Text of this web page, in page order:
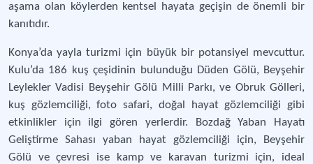
aşama olan köylerden kentsel hayata geçişin de önemli bir
kanıtıdır.
Konya’da yayla turizmi için büyük bir potansiyel mevcuttur.
Kulu’da 186 kuş çeşidinin bulunduğu Düden Gölü, Beyşehir
Leylekler Vadisi Beyşehir Gölü Milli Parkı, ve Obruk Gölleri,
kuş gözlemciliği, foto safari, doğal hayat gözlemciliği gibi
etkinlikler için ilgi gören yerlerdir. Bozdağ Yaban Hayatı
Geliştirme Sahası yaban hayat gözlemciliği için, Beyşehir
Gölü ve çevresi ise kamp ve karavan turizmi için, ideal